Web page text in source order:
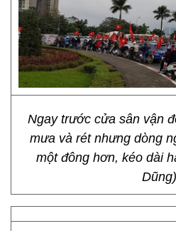
Ngay trước cửa sân vận
mưa và rét nhưng dòng
một đông hơn, kéo dài
Dũng)